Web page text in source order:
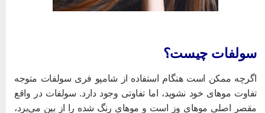
چیست؟
ممکن است هنگام استفاده از شامپو فری سولفات متوجه
موهای خود نشوید، اما تفاوتی وجود دارد. سولفات در واقع
اصلی موهای وز است و موهای رنگ شده را از بین می‌برد،